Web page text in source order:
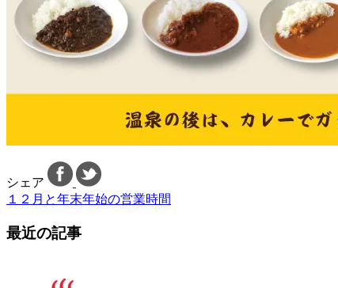
シェア
１２月と年末年始の営業時間
最近の記事